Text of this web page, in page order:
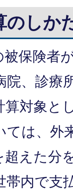
のしか
保険者
院、診療
算対象と
ては、外
超えた分
帯内で支